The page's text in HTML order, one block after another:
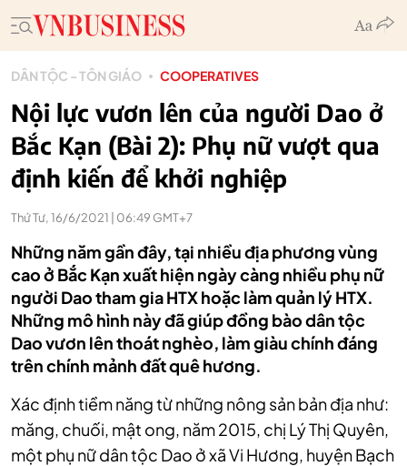
DÂN TỘC - TÔN GIÁO COOPERATIVES
Nội lực vươn lên của người Dao ở
Bắc Kạn (Bài 2): Phụ nữ vượt qua
định kiến để khởi nghiệp
Thứ Tư, 16/6/2021 | 06:49 GMT+7
Những năm gần đây, tại nhiều địa phương vùng
cao ở Bắc Kạn xuất hiện ngày càng nhiều phụ nữ
người Dao tham gia HTX hoặc làm quản lý HTX.
Những mô hình này đã giúp đồng bào dân tộc
Dao vươn lên thoát nghèo, làm giàu chính đáng
trên chính mảnh đất quê hương.
Xác định tiềm năng từ những nông sản bản địa như:
măng, chuối, mật ong, năm 2015, chị Lý Thị Quyên,
một phụ nữ dân tộc Dao ở xã Vi Hương, huyện Bạch